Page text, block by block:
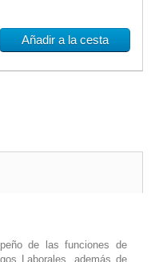
Añadir a la cesta
de las funciones de
Laborales, además de